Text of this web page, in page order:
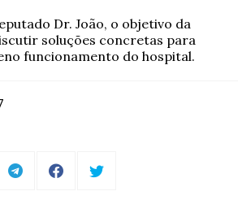
Dr. João, o objetivo da
soluções concretas para
funcionamento do hospital.